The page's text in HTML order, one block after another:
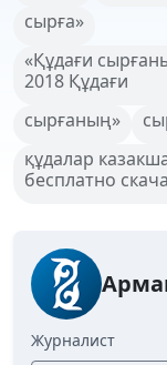
сырға»
«Құдағи
2018 Құдағи
сырғаның»
құдалар
бесплатно
Журналист